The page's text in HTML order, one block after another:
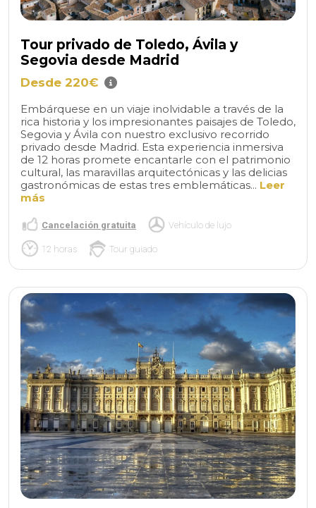
Tour privado de Toledo, Ávila y
Segovia desde Madrid
Desde 220€
Embárquese en un viaje inolvidable a través de la
rica historia y los impresionantes paisajes de Toledo,
Segovia y Ávila con nuestro exclusivo recorrido
privado desde Madrid. Esta experiencia inmersiva
de 12 horas promete encantarle con el patrimonio
cultural, las maravillas arquitectónicas y las delicias
gastronómicas de estas tres emblemáticas... Leer
más
Cancelación gratuita Vehículo de lujo
12 horas Tour guiado